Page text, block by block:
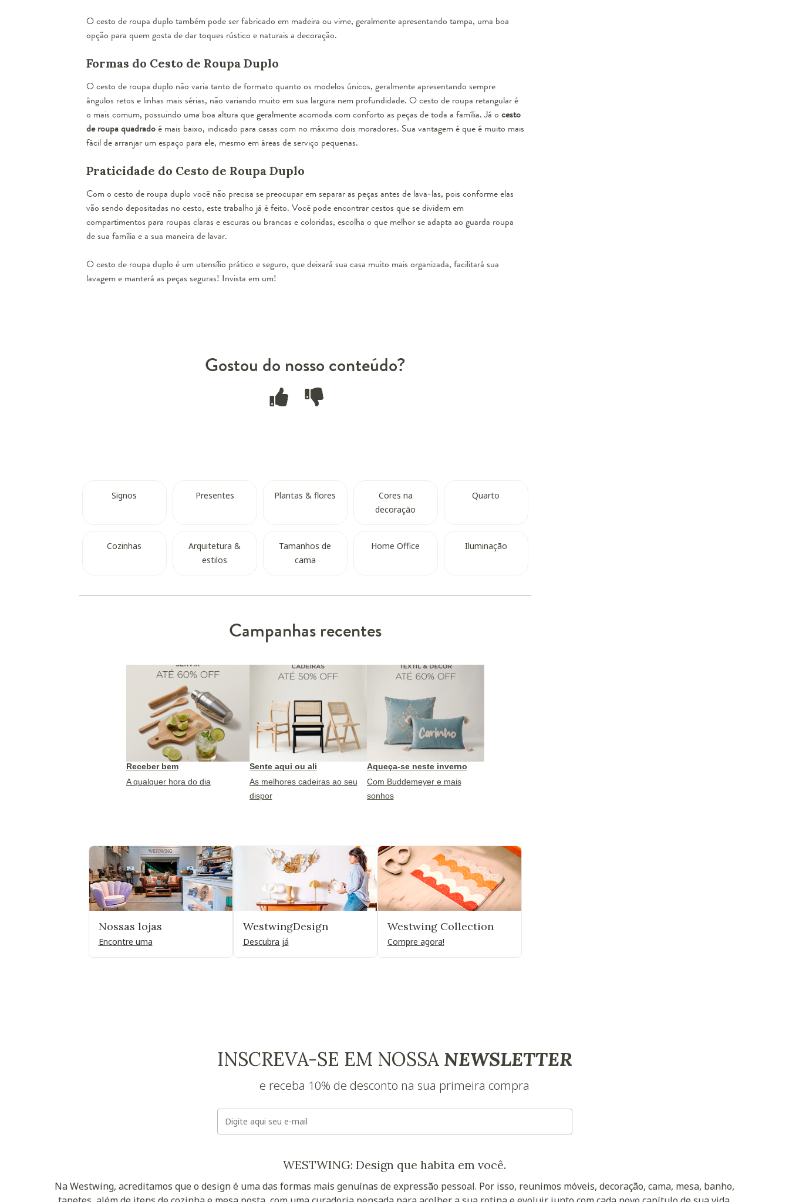
O cesto de roupa duplo também pode ser fabricado em madeira ou vime, geralmente apresentando tampa, uma boa
opção para quem gosta de dar toques rústico e naturais a decoração.
Formas do Cesto de Roupa Duplo
O cesto de roupa duplo não varia tanto de formato quanto os modelos únicos, geralmente apresentando sempre
ângulos retos e linhas mais sérias, não variando muito em sua largura nem profundidade. Ocesto de roupa retangularé
o mais comum, possuindo uma boa altura que geralmente acomoda com conforto as peças de toda a família. Já o cesto
de roupa quadradoé mais baixo, indicado para casas com no máximo dois moradores. Sua vantagem é que é muito mais
fácil de arranjar um espaço para ele, mesmo em áreas de serviço pequenas.
Praticidade do Cesto de Roupa Duplo
Com o cesto de roupa duplo você não precisa se preocupar em separar as peças antes de lava-las, pois conforme elas
vão sendo depositadas no cesto, este trabalho já é feito. Você pode encontrar cestos que se dividem em
compartimentos para roupas claras e escuras ou brancas e coloridas, escolha o que melhor se adapta ao guarda roupa
de sua família e a sua maneira de lavar.
O cesto de roupa duplo é um utensílio prático e seguro, que deixará sua casa muito mais organizada, facilitará sua
lavagem e manterá as peças seguras! Invista em um!
Gostou do nosso conteúdo?
Signos Presentes Plantas & flores
Cores na
decoração
Quarto
Cozinhas
Arquitetura &
estilos
Tamanhos de
cama
Home Office Iluminação
Campanhas recentes
Receber bem
A qualquer hora do dia
Sente aqui ou ali
As melhores cadeiras ao seu
dispor
Aqueça-se neste inverno
Com Buddemeyer e mais
sonhos
Nossas lojas
Encontre uma
WestwingDesign
Descubra já
Westwing Collection
Compre agora!
INSCREVA-SE EM NOSSA NEWSLETTER
e receba 10% de desconto na sua primeira compra
WESTWING: Design que habita em você.
Na Westwing, acreditamos que o design é uma das formas mais genuínas de expressão pessoal. Por isso, reunimos móveis, decoração, cama, mesa, banho,